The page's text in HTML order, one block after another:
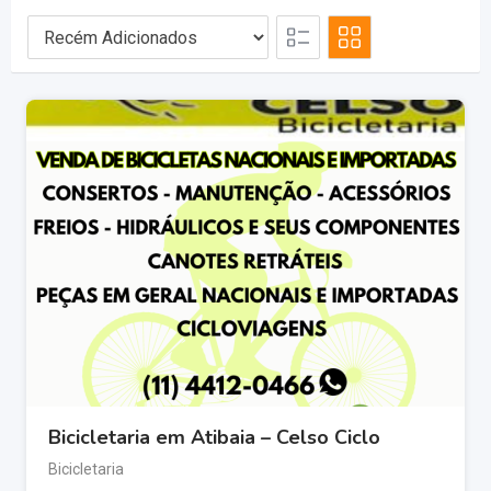
Bicicletaria em Atibaia – Celso Ciclo
Bicicletaria